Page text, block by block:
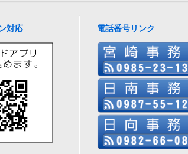
対応 電話番号リンク